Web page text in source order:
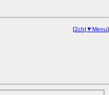
[2ch| ▼Menu]